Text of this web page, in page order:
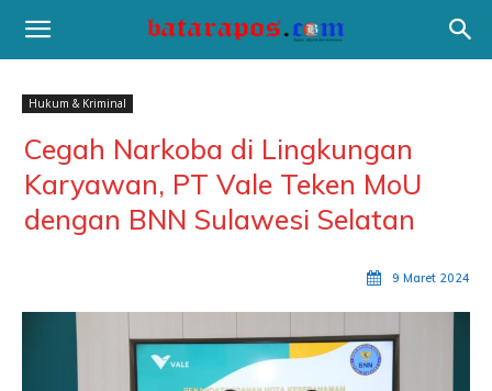
Hukum & Kriminal
Cegah Narkoba di Lingkungan
Karyawan, PT Vale Teken MoU
dengan BNN Sulawesi Selatan
9 Maret 2024